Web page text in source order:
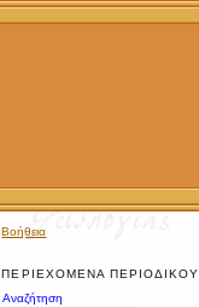
Βοήθεια
ΠΕΡΙΕΧΌΜΕΝΑ ΠΕΡΙΟΔΙΚΟΎ
Αναζήτηση